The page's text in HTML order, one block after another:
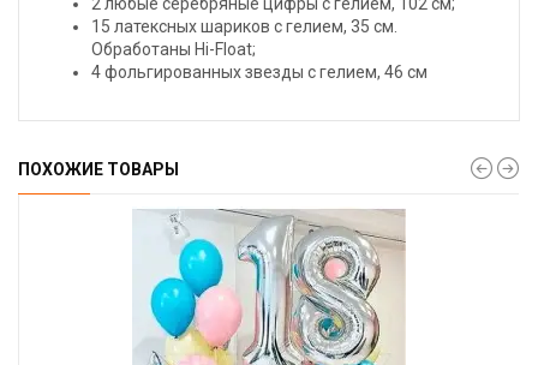
15 латексных шариков с гелием, 35 см.
Обработаны Hi-Float;
4 фольгированных звезды с гелием, 46 см
ПОХОЖИЕ ТОВАРЫ